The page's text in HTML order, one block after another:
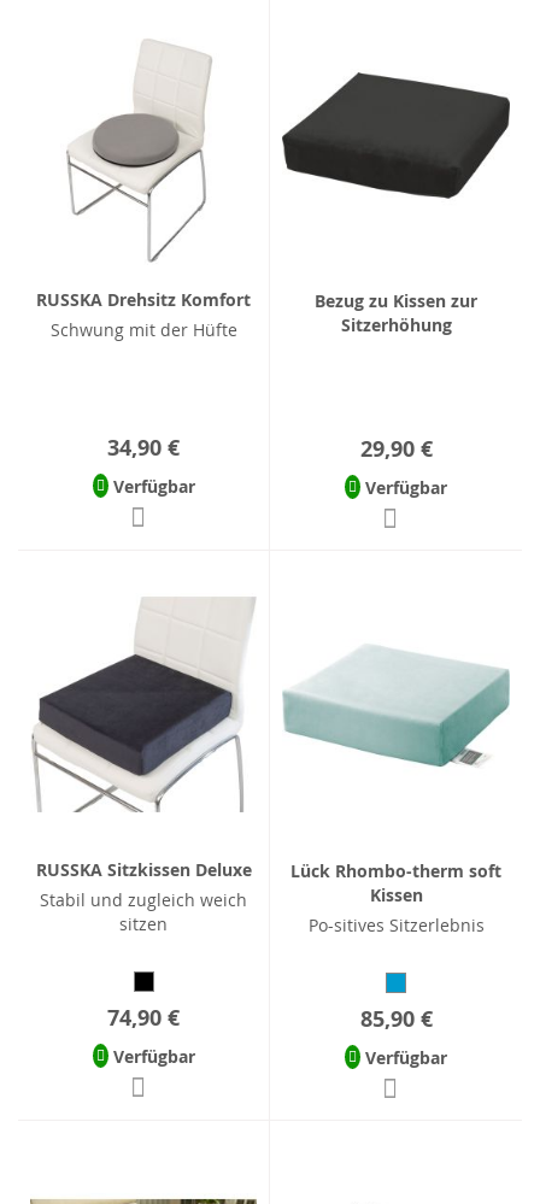
RUSSKA Drehsitz Komfort
Schwung mit der Hüfte
34,90 €
Verfügbar
Bezug zu Kissen zur
Sitzerhöhung
29,90 €
Verfügbar
RUSSKA Sitzkissen Deluxe
Stabil und zugleich weich
sitzen
74,90 €
Verfügbar
Lück Rhombo-therm soft
Kissen
Po-sitives Sitzerlebnis
85,90 €
Verfügbar